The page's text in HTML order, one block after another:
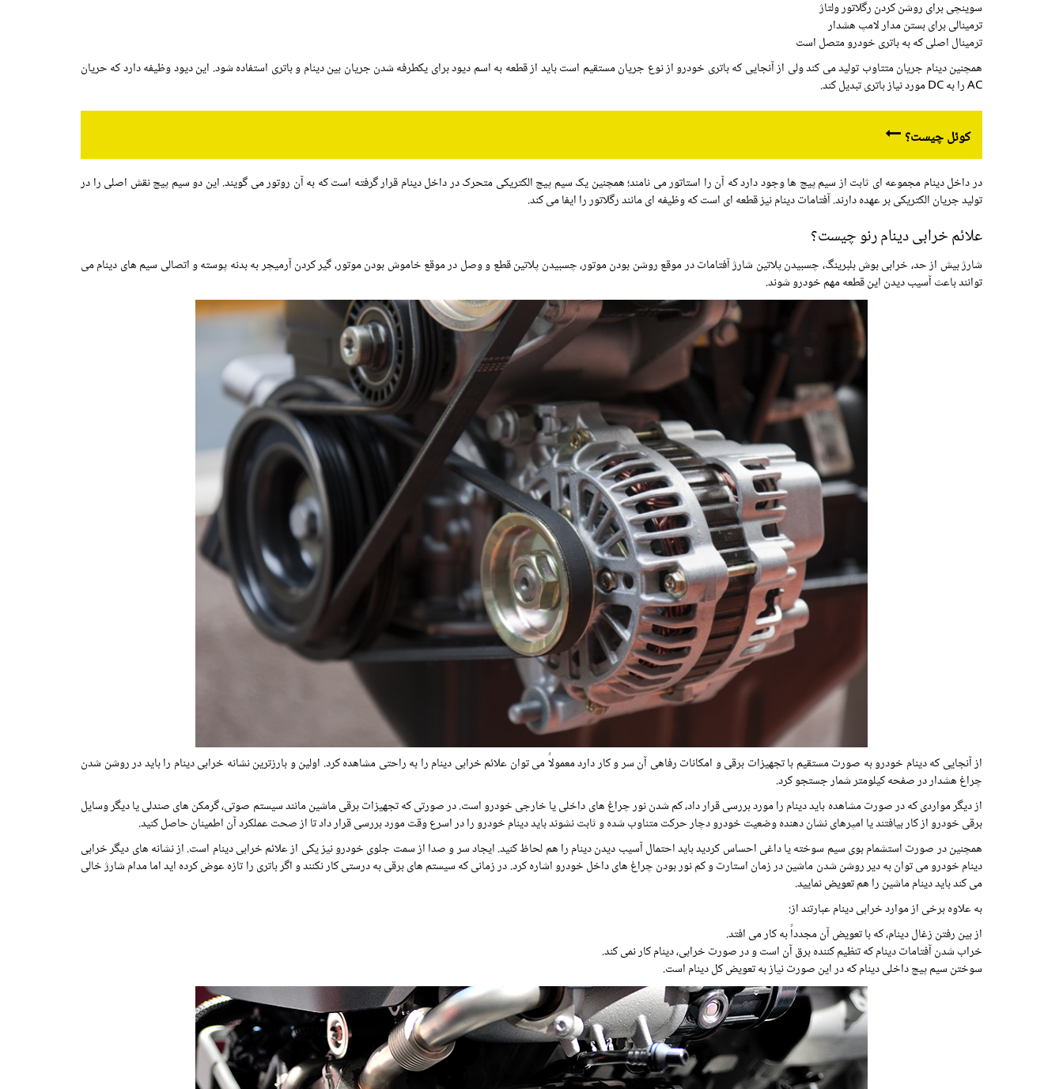
سوینچی برای روشن کردن رگلاتور ولتاژ
ترمینالی برای بستن مدار لامپ هشدار
ترمینال اصلی که به باتری خودرو متصل است
همچنین دینام جریان متتاوب تولید می کند ولی از آنجایی که باتری خودرو از نوع جریان مستقیم است باید از قطعه به اسم دیود برای یکطرفه شدن جریان بین دینام و باتری استفاده شود. این دیود وظیفه دارد که حریان
AC را به DC مورد نیاز باتری تبدیل کند.
کوئل چیست؟
در داخل دینام مجموعه ای ثابت از سیم پیچ ها وجود دارد که آن را استاتور می نامند؛ همچنین یک سیم پیچ الکتریکی متحرک در داخل دینام قرار گرفته است که به آن روتور می گویند. این دو سیم پیچ نقش اصلی را در
تولید جریان الکتریکی بر عهده دارند. آفتامات دینام نیز قطعه ای است که وظیفه ای مانند رگلاتور را ایفا می کند.
علائم خرابی دینام رنو چیست؟
شارژ بیش از حد، خرابی بوش بلبرینگ، چسبیدن پلاتین شارژ آفتامات در موقع روشن بودن موتور، چسبیدن پلاتین قطع و وصل در موقع خاموش بودن موتور، گیر کردن آرمیچر به بدنه پوسته و اتصالی سیم های دینام می
توانند باعث آسیب دیدن این قطعه مهم خودرو شوند.
از آنجایی که دینام خودرو به صورت مستقیم با تجهیزات برقی و امکانات رفاهی آن سر و کار دارد معمولاً می توان علائم خرابی دینام را به راحتی مشاهده کرد. اولین و بارزترین نشانه خرابی دینام را باید در روشن شدن
چراغ هشدار در صفحه کیلومتر شمار جستجو کرد.
از دیگر مواردی که در صورت مشاهده باید دینام را مورد بررسی قرار داد، کم شدن نور چراغ های داخلی یا خارجی خودرو است. در صورتی که تجهیزات برقی ماشین مانند سیستم صوتی، گرمکن های صندلی یا دیگر وسایل
برقی خودرو از کار بیافتند یا امپرهای نشان دهنده وضعیت خودرو دچار حرکت متناوب شده و ثابت نشوند باید دینام خودرو را در اسرع وقت مورد بررسی قرار داد تا از صحت عملکرد آن اطمینان حاصل کنید.
همچنین در صورت استشمام بوی سیم سوخته یا داغی احساس کردید باید احتمال آسیب دیدن دینام را هم لحاظ کنید. ایجاد سر و صدا از سمت جلوی خودرو نیز یکی از علائم خرابی دینام است. از نشانه های دیگر خرابی
دینام خودرو می توان به دیر روشن شدن ماشین در زمان استارت و کم نور بودن چراغ های داخل خودرو اشاره کرد. در زمانی که سیستم های برقی به درستی کار نکنند و اگر باتری را تازه عوض کرده اید اما مدام شارژ خالی
می کند باید دینام ماشین را هم تعویض نمایید.
به علاوه برخی از موارد خرابی دینام عبارتند از:
از بین رفتن زغال دینام، که با تعویض آن مجدداً به کار می افتد.
خراب شدن آفتامات دینام که تنظیم کننده برق آن است و در صورت خرابی، دینام کار نمی کند.
سوختن سیم پیچ داخلی دینام که در این صورت نیاز به تعویض کل دینام است.